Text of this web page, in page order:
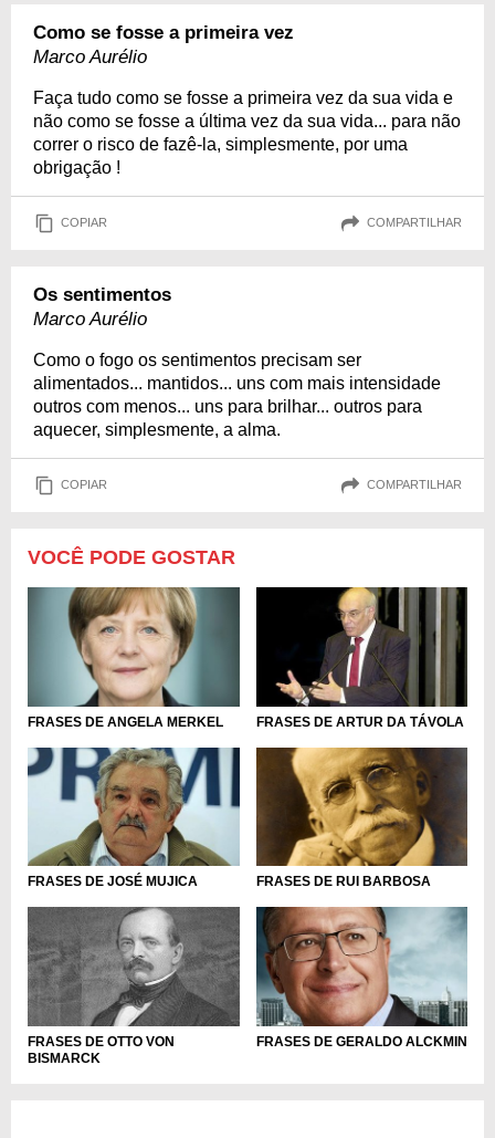
Como se fosse a primeira vez
Marco Aurélio
Faça tudo como se fosse a primeira vez da sua vida e
não como se fosse a última vez da sua vida... para não
correr o risco de fazê-la, simplesmente, por uma
obrigação !
COPIAR COMPARTILHAR
Os sentimentos
Marco Aurélio
Como o fogo os sentimentos precisam ser
alimentados... mantidos... uns com mais intensidade
outros com menos... uns para brilhar... outros para
aquecer, simplesmente, a alma.
COPIAR COMPARTILHAR
VOCÊ PODE GOSTAR
FRASES DE ANGELA MERKEL FRASES DE ARTUR DA TÁVOLA
FRASES DE JOSÉ MUJICA FRASES DE RUI BARBOSA
FRASES DE OTTO VON
BISMARCK
FRASES DE GERALDO ALCKMIN